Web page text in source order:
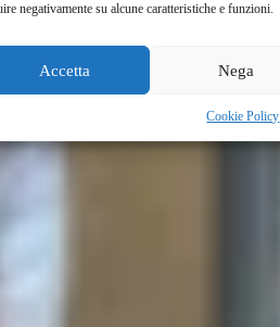
negativamente su alcune caratteristiche e funzioni.
Accetta Nega
Cookie Policy